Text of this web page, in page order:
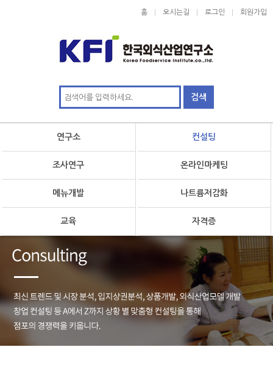
홈 오시는길 로그인 회원가입
연구소 컨설팅
조사연구 온라인마케팅
메뉴개발 나트륨저감화
교육 자격증